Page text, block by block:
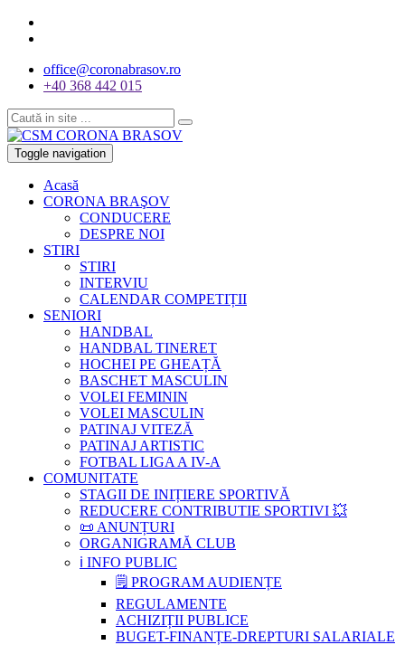
office@coronabrasov.ro
+40 368 442 015
Toggle navigation
Acasă
CORONA BRAŞOV
CONDUCERE
DESPRE NOI
STIRI
STIRI
INTERVIU
CALENDAR COMPETIȚII
SENIORI
HANDBAL
HANDBAL TINERET
HOCHEI PE GHEAȚĂ
BASCHET MASCULIN
VOLEI FEMININ
VOLEI MASCULIN
PATINAJ VITEZĂ
PATINAJ ARTISTIC
FOTBAL LIGA A IV-A
COMUNITATE
STAGII DE INIȚIERE SPORTIVĂ
REDUCERE CONTRIBUTIE SPORTIVI 💥
📜 ANUNȚURI
ORGANIGRAMĂ CLUB
ℹ️ INFO PUBLIC
🗒 PROGRAM AUDIENȚE
REGULAMENTE
ACHIZIȚII PUBLICE
BUGET-FINANȚE-DREPTURI SALARIALE